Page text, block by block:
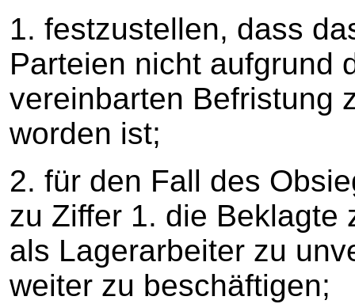
1. festzustellen, dass
Parteien nicht aufgrund
vereinbarten Befristung
worden ist;
2. für den Fall des
zu Ziffer 1. die Beklagte
als Lagerarbeiter zu
weiter zu beschäftigen;